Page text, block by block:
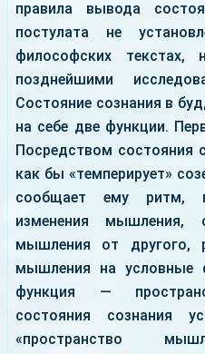
правила вывода
постулата не
философских текстах,
позднейшими
Состояние сознания в
на себе две функции.
Посредством состояния
как бы «темперирует»
сообщает ему ритм,
изменения мышления,
мышления от другого,
мышления на условные
функция —
состояния сознания
«пространство